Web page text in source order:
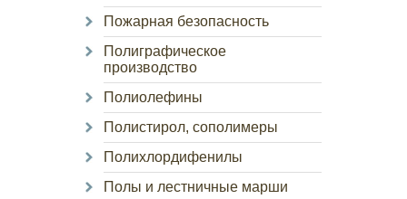
Пожарная безопасность
Полиграфическое
производство
Полиолефины
Полистирол, сополимеры
Полихлордифенилы
Полы и лестничные марши